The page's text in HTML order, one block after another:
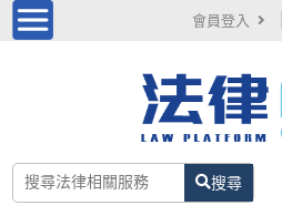
會員登入
搜尋